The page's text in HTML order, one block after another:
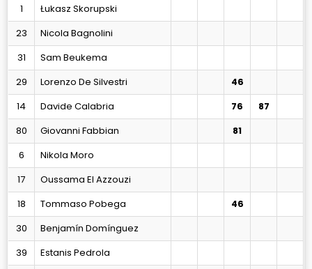
1
Łukasz Skorupski
23
Nicola Bagnolini
31
Sam Beukema
29
Lorenzo De Silvestri 46
14 Davide Calabria 76 87
80 Giovanni Fabbian 81
6
Nikola Moro
17
Oussama El Azzouzi
18
Tommaso Pobega 46
30
Benjamín Domínguez
39
Estanis Pedrola